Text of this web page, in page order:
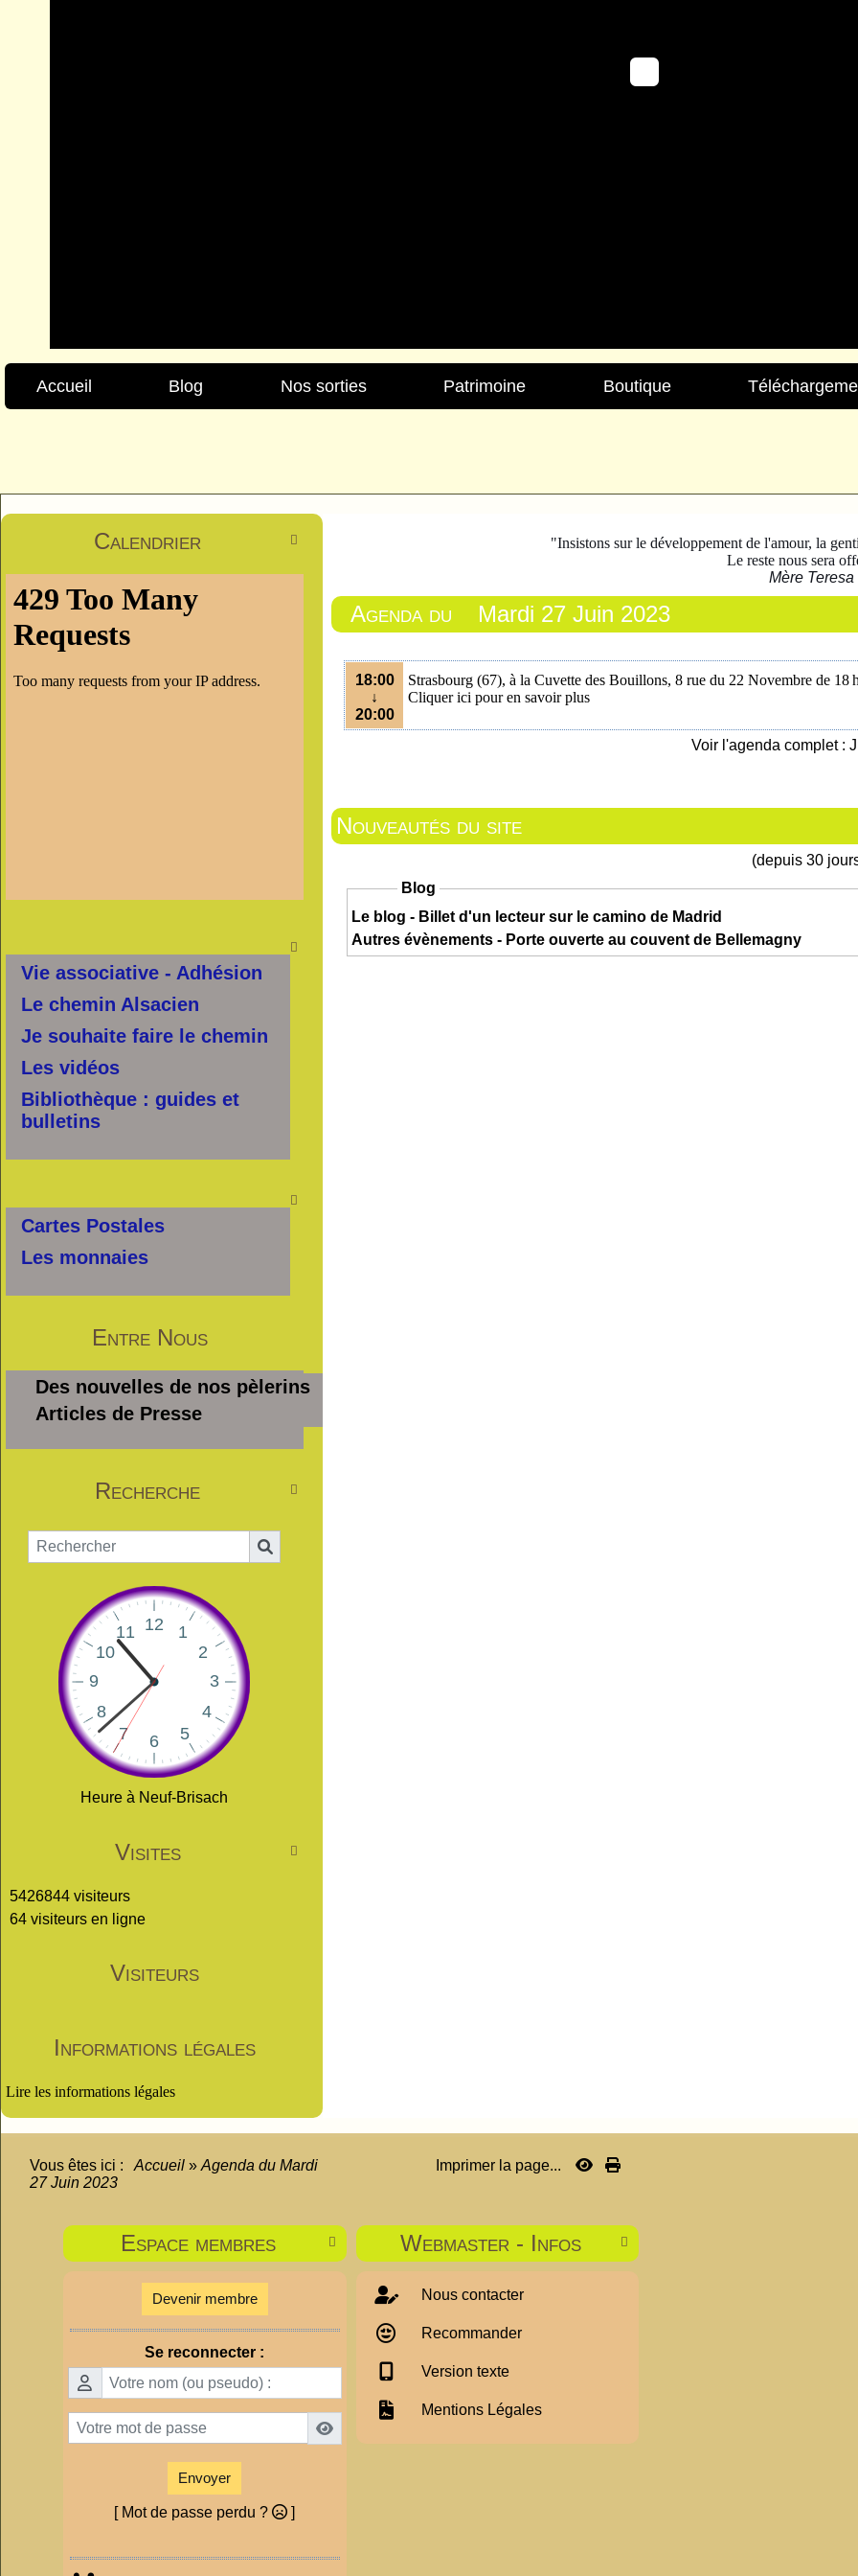
Accueil Blog Nos sorties Patrimoine Boutique

Calendrier

Vie associative - Adhésion
Le chemin Alsacien
Je souhaite faire le chemin
Les vidéos
Bibliothèque : guides et
bulletins

Cartes Postales
Les monnaies
Entre Nous
Des nouvelles de nos pèlerins
Articles de Presse

Recherche
Heure à Neuf-Brisach

Visites
5426844 visiteurs
64 visiteurs en ligne
Visiteurs
Informations légales
Lire les informations légales
"Insistons sur le développement de l'amour, la
Le reste nous sera
Mère Teresa
Agenda du Mardi 27 Juin 2023
18:00
↓
20:00
Strasbourg (67), à la Cuvette des Bouillons, 8 rue du 22 Novembrede 18
Cliquer ici pour en savoir plus
Voir l'agenda complet :
Nouveautés du site
(depuis 30
Blog
Le blog - Billet d'un lecteur sur le camino de Madrid
Autres évènements - Porte ouverte au couvent de Bellemagny
Vous êtes ici : Accueil » Agenda du Mardi
27 Juin 2023
Imprimer la page...

Espace membres
Devenir membre
Se reconnecter :
Envoyer
[ Mot de passe perdu ? ]

Webmaster - Infos
Nous contacter
Recommander
Version texte
Mentions Légales